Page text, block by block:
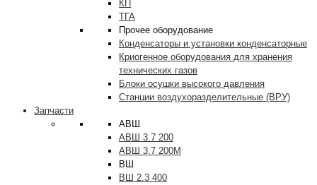
КП
ТГА
Прочее оборудование
Конденсаторы и установки конденсаторные
Криогенное оборудования для хранения
технических газов
Блоки осушки высокого давления
Станции воздухоразделительные (ВРУ)
Запчасти
АВШ
АВШ 3.7 200
АВШ 3.7 200М
ВШ
ВШ 2.3 400